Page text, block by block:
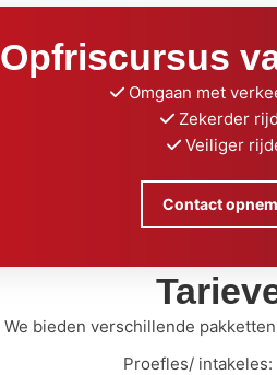
Opfriscursus
Omgaan met
Zekerder
Veiliger
Contact
We bieden verschillende
Proefles/